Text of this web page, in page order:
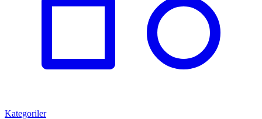
Kategoriler